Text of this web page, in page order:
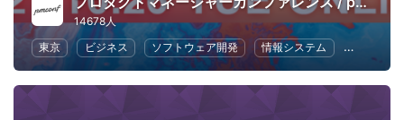
14678人
東京
ビジネス ソフトウェア開発 情報システム UX